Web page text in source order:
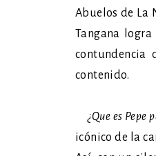
Abuelos de La
Tangana
contundencia
contenido.
¿Que es Pepe
icónico de la